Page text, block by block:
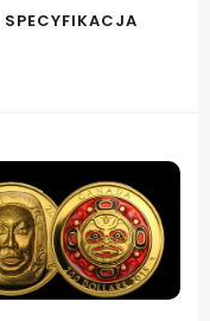
SPECYFIKACJA